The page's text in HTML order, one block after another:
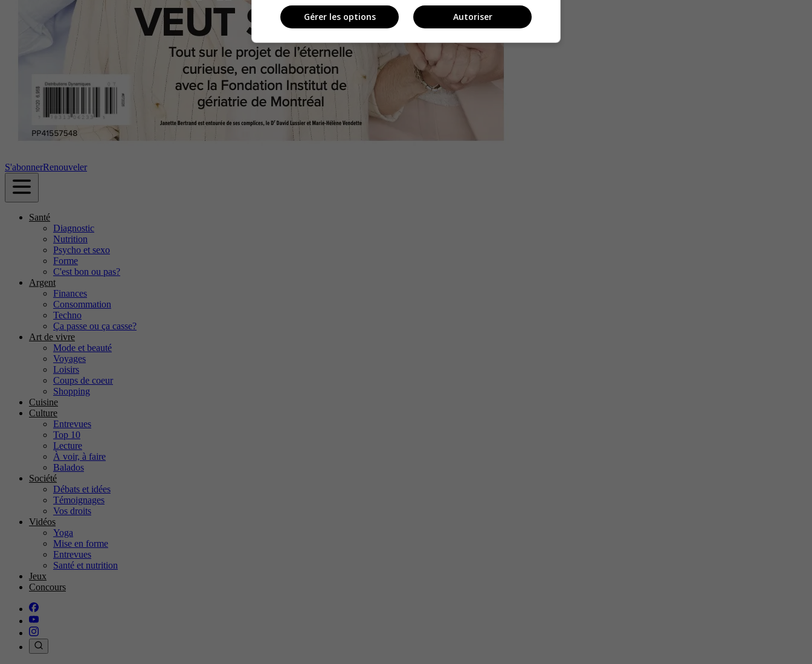
S'abonnerRenouveler
Santé
Diagnostic
Nutrition
Psycho et sexo
Forme
C'est bon ou pas?
Argent
Finances
Consommation
Techno
Ça passe ou ça casse?
Art de vivre
Mode et beauté
Voyages
Loisirs
Coups de coeur
Shopping
Cuisine
Culture
Entrevues
Top 10
Lecture
À voir, à faire
Balados
Société
Débats et idées
Témoignages
Vos droits
Vidéos
Yoga
Mise en forme
Entrevues
Santé et nutrition
Jeux
Concours
Autoriser
Gérer les options